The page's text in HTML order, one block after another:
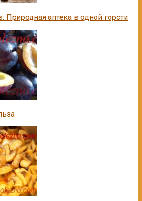
Природная аптека в одной горсти